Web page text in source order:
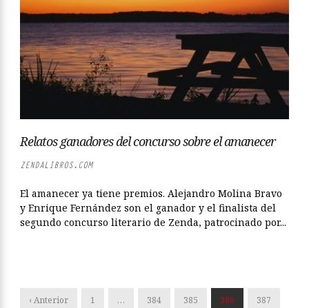
Relatos ganadores del concurso sobre el amanecer
ZENDALIBROS.COM
El amanecer ya tiene premios. Alejandro Molina Bravo
y Enrique Fernández son el ganador y el finalista del
segundo concurso literario de Zenda, patrocinado por...
‹ Anterior 1 … 384 385 386 387